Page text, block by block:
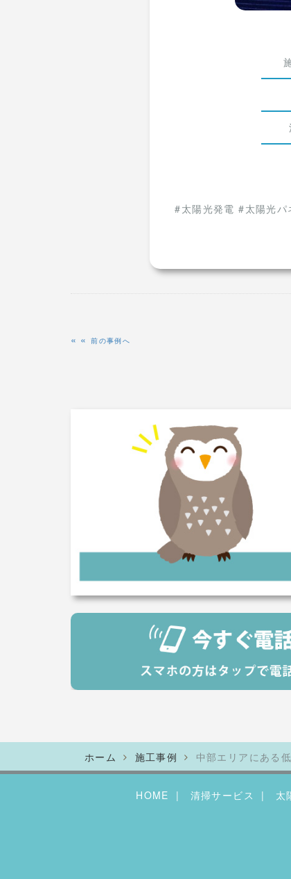
#太陽光発電 #太陽光
«前の事例へ
ホーム 施工事例 中部エリアにある
HOME 清掃サービス 太